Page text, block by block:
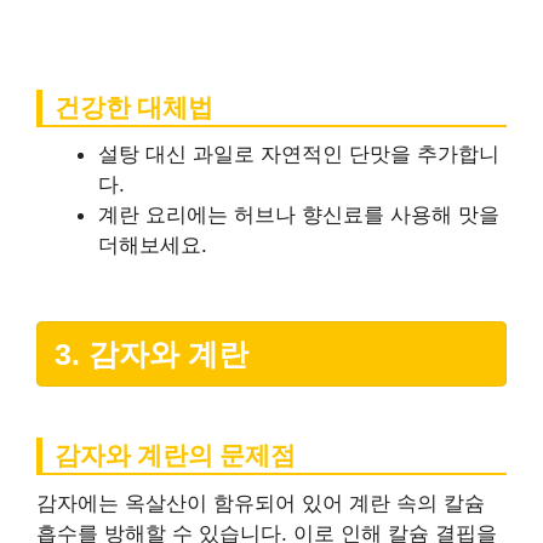
건강한 대체법
설탕 대신 과일로 자연적인 단맛을 추가합니
다.
계란 요리에는 허브나 향신료를 사용해 맛을
더해보세요.
3. 감자와 계란
감자와 계란의 문제점
감자에는 옥살산이 함유되어 있어 계란 속의 칼슘
흡수를 방해할 수 있습니다. 이로 인해 칼슘 결핍을